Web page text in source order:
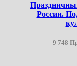
России.
9 748